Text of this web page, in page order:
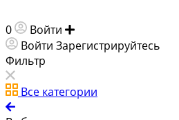
0 Войти
Войти Зарегистрируйтесь
Фильтр
Все категории